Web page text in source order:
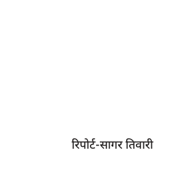
रिपोर्ट-सागर तिवारी